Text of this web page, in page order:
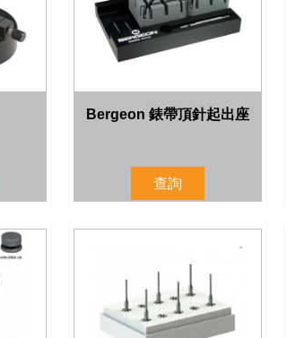
Bergeon 錶帶頂針起出座
查詢